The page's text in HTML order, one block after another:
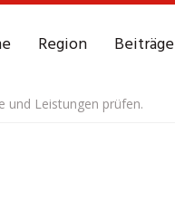
Region Beiträge
und Leistungen prüfen.